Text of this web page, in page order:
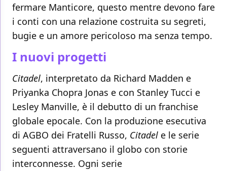
fermare Manticore, questo mentre devono fare
i conti con una relazione costruita su segreti,
bugie e un amore pericoloso ma senza tempo.
I nuovi progetti
Citadel, interpretato da Richard Madden e
Priyanka Chopra Jonas e con Stanley Tucci e
Lesley Manville, è il debutto di un franchise
globale epocale. Con la produzione esecutiva
di AGBO dei Fratelli Russo, Citadel e le serie
seguenti attraversano il globo con storie
interconnesse. Ogni serie